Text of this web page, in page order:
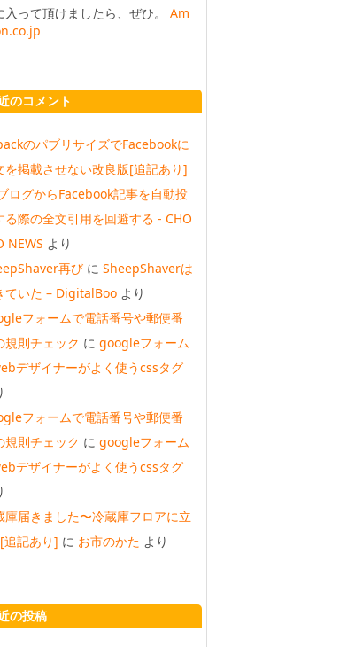
入って頂けましたら、ぜひ。 Am
のコメント
のパブリサイズでFacebookに
を掲載させない改良版[追記あり]
ログからFacebook記事を自動投
る際の全文引用を回避する - CHO
NEWS より
再び に SheepShaverは
ていた – DigitalBoo より
フォームで電話番号や郵便番
規則チェック に googleフォーム
デザイナーがよく使うcssタグ
フォームで電話番号や郵便番
規則チェック に googleフォーム
デザイナーがよく使うcssタグ
庫届きました〜冷蔵庫フロアに立
追記あり] に お市のかた より
の投稿